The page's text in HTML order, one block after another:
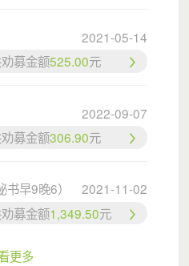
啊？”
们微信，下次举办通知你。”
六。”
2021-05-14
募金额525.00元
2022-09-07
募金额306.90元
早9晚6）
2021-11-02
募金额1,349.50元
更多